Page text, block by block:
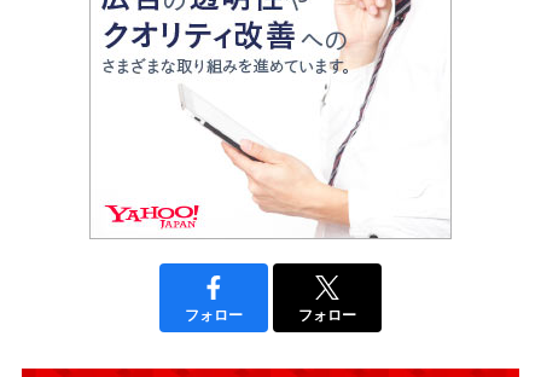
フォロー フォロー